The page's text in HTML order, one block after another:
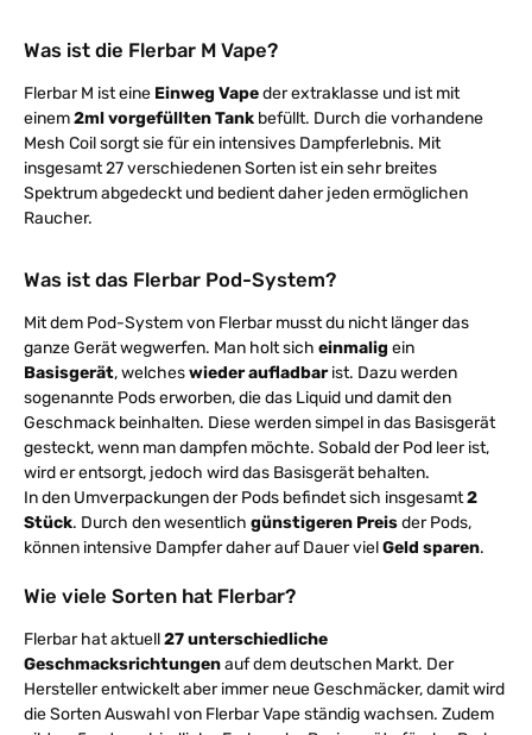
Was ist die Flerbar M Vape?
Flerbar M ist eine Einweg Vapeder extraklasse und ist mit
einem2ml vorgefüllten Tank befüllt. Durch die vorhandene
Mesh Coil sorgt sie für ein intensives Dampferlebnis. Mit
insgesamt 27 verschiedenen Sorten ist ein sehr breites
Spektrum abgedeckt und bedient daher jeden ermöglichen
Raucher.
Was ist das Flerbar Pod-System?
Mit dem Pod-System von Flerbar musst du nicht länger das
ganze Gerät wegwerfen. Man holt sich einmalig ein
Basisgerät, welcheswieder aufladbarist. Dazu werden
sogenannte Pods erworben, die das Liquid und damit den
Geschmack beinhalten. Diese werden simpel in das Basisgerät
gesteckt, wenn man dampfen möchte. Sobald der Pod leer ist,
wird er entsorgt, jedoch wird das Basisgerät behalten.
In den Umverpackungen der Pods befindet sich insgesamt2
Stück. Durch den wesentlich günstigeren Preisder Pods,
können intensive Dampfer daher auf Dauer vielGeld sparen.
Wie viele Sorten hat Flerbar?
Flerbar hat aktuell27 unterschiedliche
Geschmacksrichtungenauf dem deutschen Markt. Der
Hersteller entwickelt aber immer neue Geschmäcker, damit wird
die Sorten Auswahl von Flerbar Vape ständig wachsen. Zudem